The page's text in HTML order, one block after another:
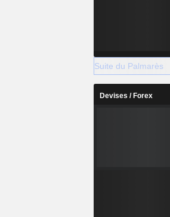
Suite du Palmarès
Devises / Forex